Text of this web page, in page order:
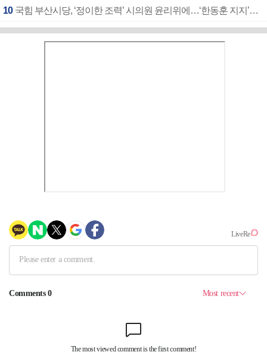
10 국힘 부산시당, ‘정이한 조력’ 시의원 윤리위에…‘한동훈 지지’도 신고접수